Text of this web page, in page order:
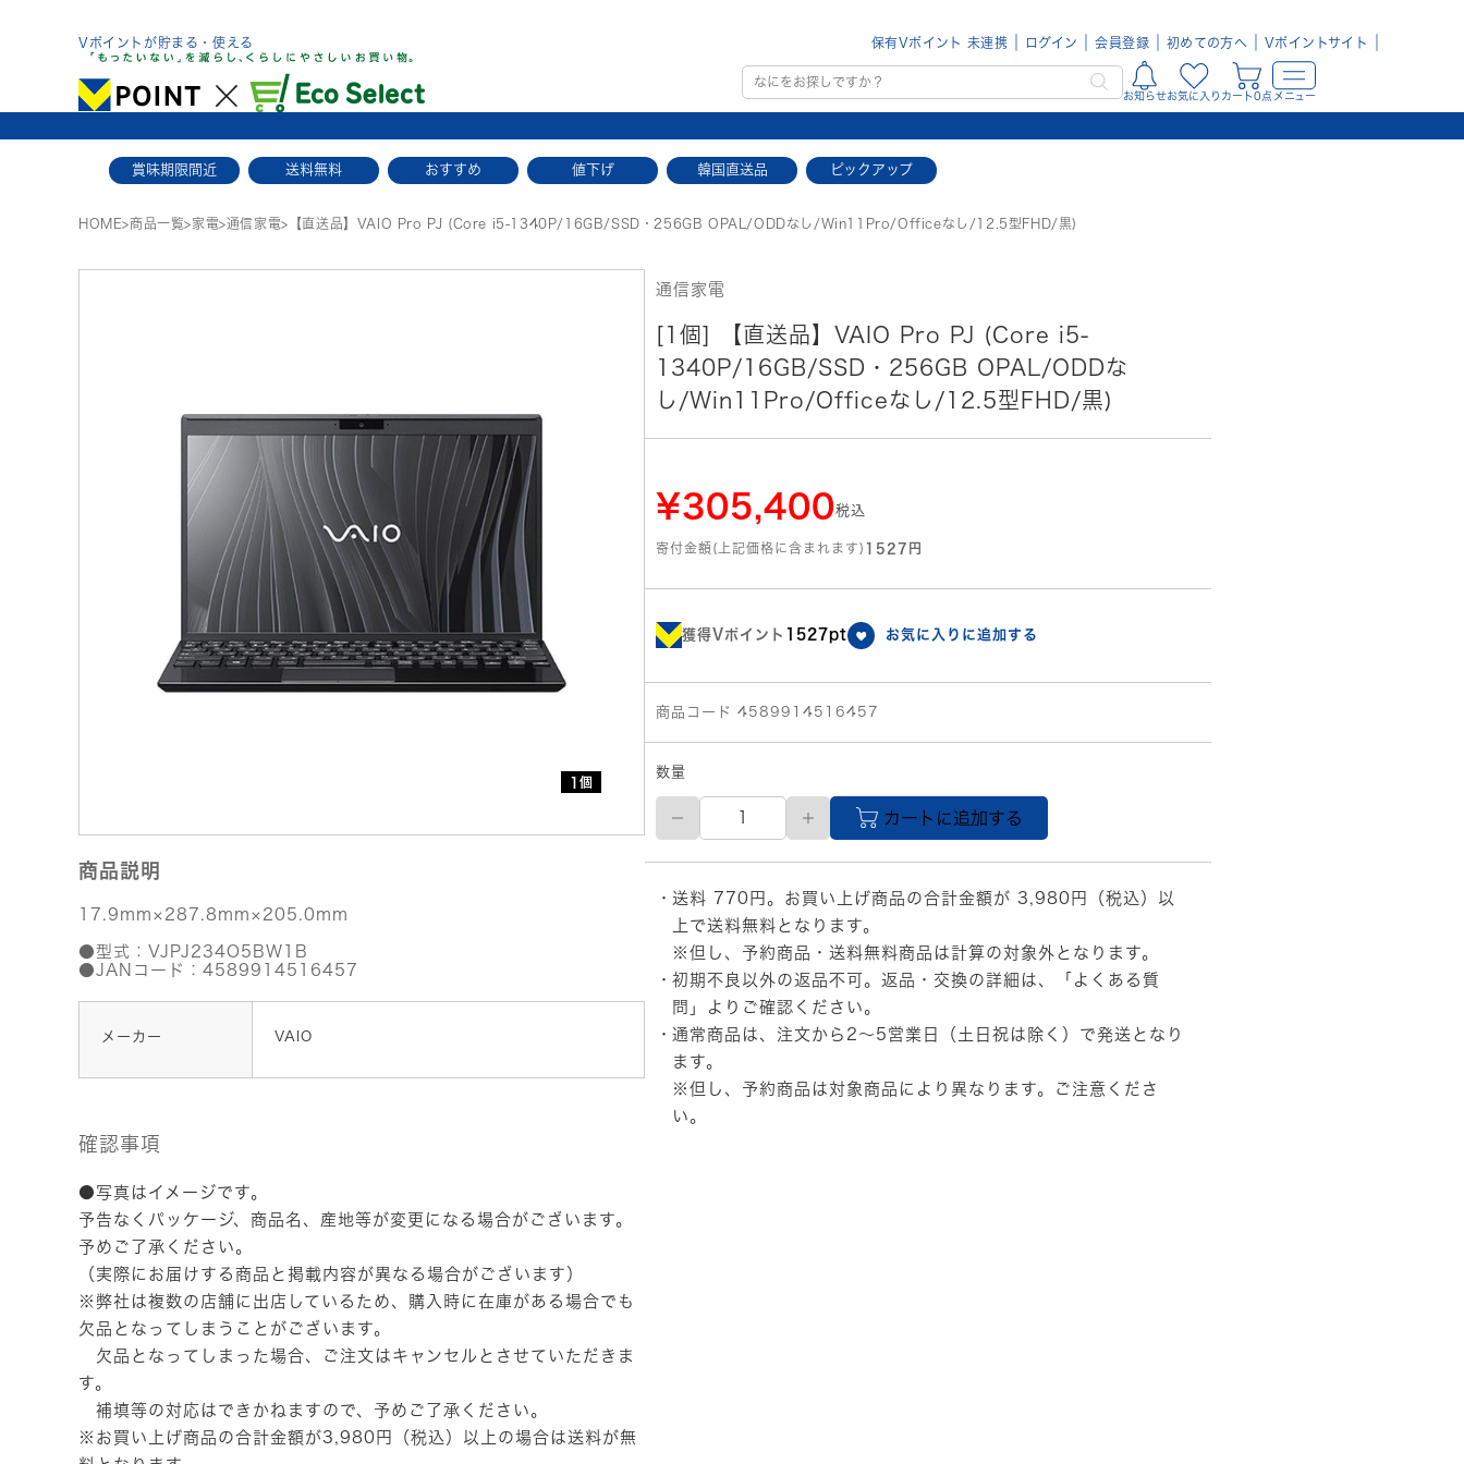
Vポイントが貯まる・使える 保有Vポイント 未連携 ログイン 会員登録 初めての方へ Vポイントサイト
お知らせお気に入り カート0点 メニュー
賞味期限間近 送料無料 おすすめ 値下げ 韓国直送品 ピックアップ
HOME>商品一覧>家電>通信家電> 【直送品】VAIO Pro PJ (Core i5-1340P/16GB/SSD・256GB OPAL/ODDなし/Win11Pro/Officeなし/12.5型FHD/黒)
1個
商品説明
17.9mm×287.8mm×205.0mm
●型式：VJPJ234O5BW1B
●JANコード：4589914516457
メーカー VAIO
確認事項
●写真はイメージです。
予告なくパッケージ、商品名、産地等が変更になる場合がございます。
予めご了承ください。
（実際にお届けする商品と掲載内容が異なる場合がございます）
※弊社は複数の店舗に出店しているため、購入時に在庫がある場合でも
欠品となってしまうことがございます。
欠品となってしまった場合、ご注文はキャンセルとさせていただきま
す。
補填等の対応はできかねますので、予めご了承ください。
※お買い上げ商品の合計金額が3,980円（税込）以上の場合は送料が無
通信家電
[1個] 【直送品】VAIO Pro PJ (Core i5-
1340P/16GB/SSD・256GB OPAL/ODDな
し/Win11Pro/Officeなし/12.5型FHD/黒)
¥305,400税込
寄付金額(上記価格に含まれます) 1527円
獲得Vポイント 1527pt お気に入りに追加する
商品コード 4589914516457
数量
【直
品】
VAIO
PJ
(Core
i5-
1340P/16GB/SSD・
256GB
OPAL/ODD
し/Win11Pro/Office
な
し/12.5
型
カートに追加する
送料 770円。お買い上げ商品の合計金額が 3,980円（税込）以
上で送料無料となります。
※但し、予約商品・送料無料商品は計算の対象外となります。
初期不良以外の返品不可。返品・交換の詳細は、
「よくある質
問」
よりご確認ください。
通常商品は、注文から2～5営業日（土日祝は除く）で発送となり
ます。
※但し、予約商品は対象商品により異なります。ご注意くださ
い。